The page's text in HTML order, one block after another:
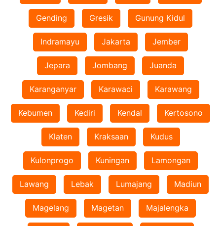
Gending Gresik Gunung Kidul
Indramayu Jakarta Jember
Jepara Jombang Juanda
Karanganyar Karawaci Karawang
Kebumen Kediri Kendal Kertosono
Klaten Kraksaan Kudus
Kulonprogo Kuningan Lamongan
Lawang Lebak Lumajang Madiun
Magelang Magetan Majalengka